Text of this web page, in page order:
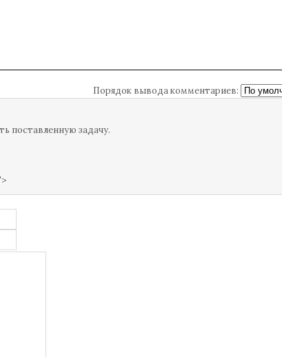
Порядок вывода комментариев:
поставленную задачу.